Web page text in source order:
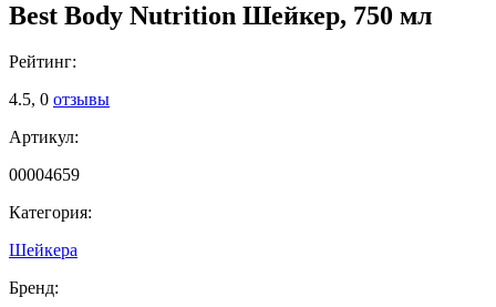
Best Body Nutrition Шейкер, 750 мл
Рейтинг:
4.5, 0 отзывы
Артикул:
00004659
Категория:
Шейкера
Бренд: